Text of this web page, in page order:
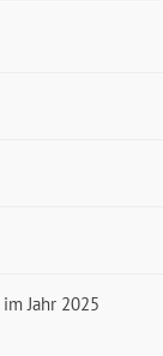
Jahr 2025